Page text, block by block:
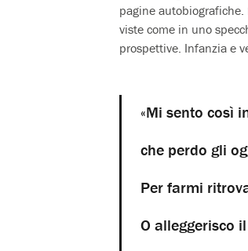
pagine autobiografiche.
viste come in uno
prospettive. Infanzia e
«Mi sento così
che perdo gli
Per farmi
O alleggerisco